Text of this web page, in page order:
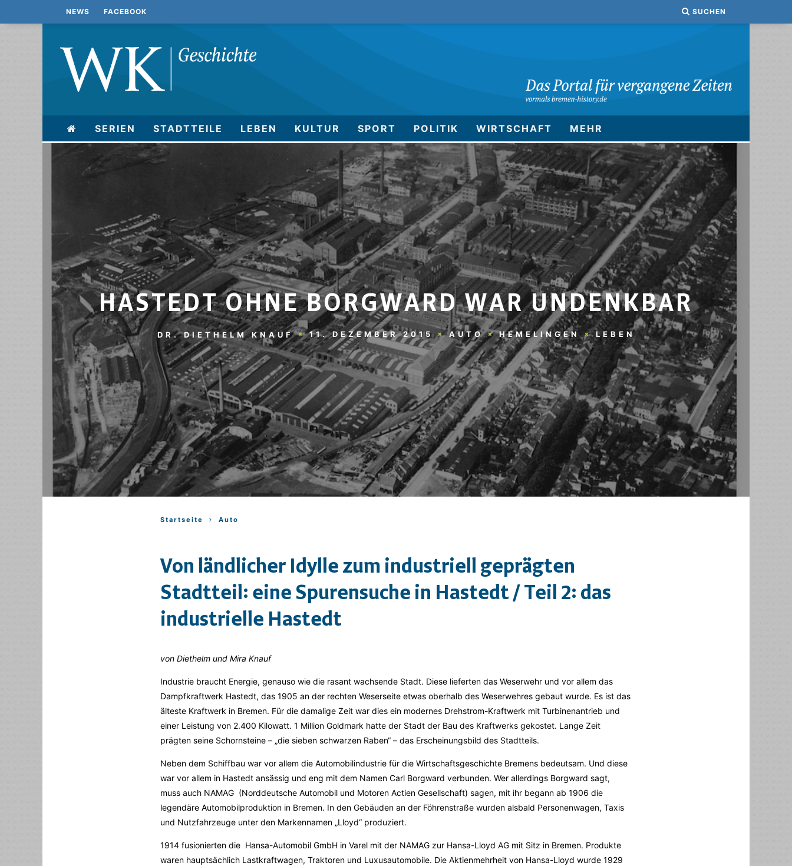
NEWS FACEBOOK SUCHEN
SERIEN STADTTEILE LEBEN KULTUR SPORT POLITIK WIRTSCHAFT MEHR
HASTEDT OHNE BORGWARD WAR UNDENKBAR
DR. DIETHELM KNAUF 11. DEZEMBER 2015 AUTO HEMELINGEN LEBEN
Startseite Auto
Von ländlicher Idylle zum industriell geprägten
Stadtteil: eine Spurensuche in Hastedt / Teil 2: das
industrielle Hastedt
von Diethelm und Mira Knauf
Industrie braucht Energie, genauso wie die rasant wachsende Stadt. Diese lieferten das Weserwehr und vor allem das
Dampfkraftwerk Hastedt, das 1905 an der rechten Weserseite etwas oberhalb des Weserwehres gebaut wurde. Es ist das
älteste Kraftwerk in Bremen. Für die damalige Zeit war dies ein modernes Drehstrom-Kraftwerk mit Turbinenantrieb und
einer Leistung von 2.400 Kilowatt. 1 Million Goldmark hatte der Stadt der Bau des Kraftwerks gekostet. Lange Zeit
prägten seine Schornsteine – „die sieben schwarzen Raben“ – das Erscheinungsbild des Stadtteils.
Neben dem Schiffbau war vor allem die Automobilindustrie für die Wirtschaftsgeschichte Bremens bedeutsam. Und diese
war vor allem in Hastedt ansässig und eng mit dem Namen Carl Borgward verbunden. Wer allerdings Borgward sagt,
muss auch NAMAG (Norddeutsche Automobil und Motoren Actien Gesellschaft) sagen, mit ihr begann ab 1906 die
legendäre Automobilproduktion in Bremen. In den Gebäuden an der Föhrenstraße wurden alsbald Personenwagen, Taxis
und Nutzfahrzeuge unter den Markennamen „Lloyd“ produziert.
1914 fusionierten die Hansa-Automobil GmbH in Varel mit der NAMAG zur Hansa-Lloyd AG mit Sitz in Bremen. Produkte
waren hauptsächlich Lastkraftwagen, Traktoren und Luxusautomobile. Die Aktienmehrheit von Hansa-Lloyd wurde 1929